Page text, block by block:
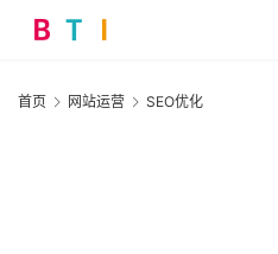
首页 网站运营 SEO优化